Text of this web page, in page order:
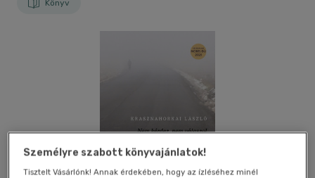
Könyv
Személyre szabott könyvajánlatok!
Tisztelt Vásárlónk! Annak érdekében, hogy az ízléséhez minél